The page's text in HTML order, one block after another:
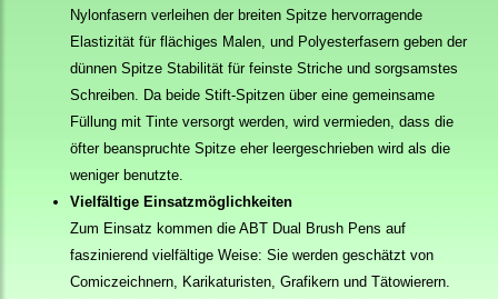
Nylonfasern verleihen der breiten Spitze hervorragende
Elastizität für flächiges Malen, und Polyesterfasern geben der
dünnen Spitze Stabilität für feinste Striche und sorgsamstes
Schreiben. Da beide Stift-Spitzen über eine gemeinsame
Füllung mit Tinte versorgt werden, wird vermieden, dass die
öfter beanspruchte Spitze eher leergeschrieben wird als die
weniger benutzte.
Vielfältige Einsatzmöglichkeiten
Zum Einsatz kommen die ABT Dual Brush Pens auf
faszinierend vielfältige Weise: Sie werden geschätzt von
Comiczeichnern, Karikaturisten, Grafikern und Tätowierern.